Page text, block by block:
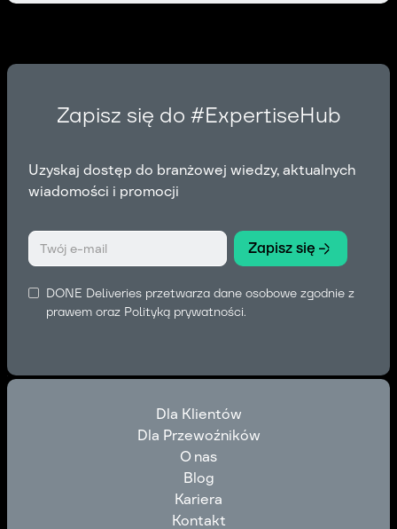
Zapisz się do #ExpertiseHub
Uzyskaj dostęp do branżowej wiedzy, aktualnych
wiadomości i promocji
DONE Deliveries przetwarza dane osobowe zgodnie z
prawem oraz Polityką prywatności.
Dla Klientów
Dla Klientów
Dla Przewoźników
Dla Przewoźników
O nas
O nas
Blog
Blog
Kariera
Kariera
Kontakt